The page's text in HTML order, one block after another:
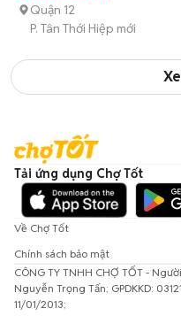
Quận 12
P. Tân Thới Hiệp mới
Tải ứng dụng Chợ Tốt
Về Chợ Tốt
Chính sách bảo mật
CÔNG TY TNHH CHỢ TỐT -
Nguyễn Trọng Tấn; GPDKKD:
11/01/2013;